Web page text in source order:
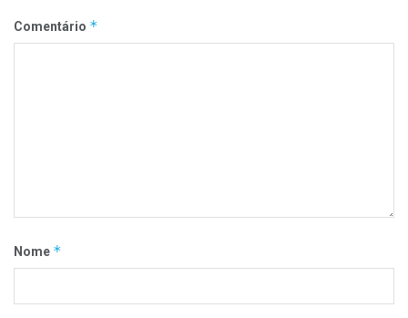
Comentário *
Nome *